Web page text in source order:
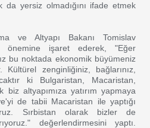
yersiz olmadığını ifade etmek
ve Altyapı Bakanı Tomislav
önemine işaret ederek, "Eğer
bu noktada ekonomik büyümeniz
zenginliğiniz, bağlarınız,
ki Bulgaristan, Macaristan,
altyapımıza yatırım yapmaya
de tabii Macaristan ile yaptığı
Sırbistan olarak bizler de
değerlendirmesini yaptı.